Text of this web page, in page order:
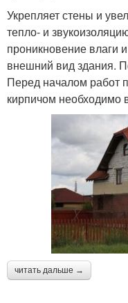
Укрепляет стены и
тепло- и
проникновение влаги
внешний вид здания.
Перед началом работ
кирпичом
читать дальше →